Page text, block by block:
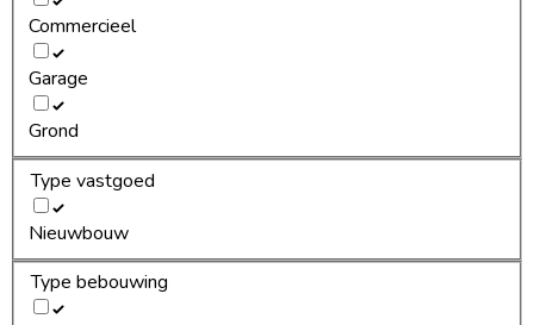
Commercieel
Garage
Grond
Type vastgoed
Nieuwbouw
Type bebouwing